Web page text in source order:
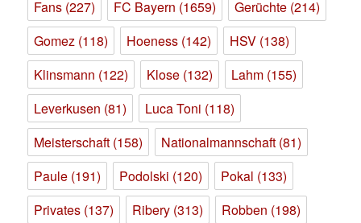
Fans (227) FC Bayern (1659) Gerüchte (214)
Gomez (118) Hoeness (142) HSV (138)
Klinsmann (122) Klose (132) Lahm (155)
Leverkusen (81) Luca Toni (118)
Meisterschaft (158) Nationalmannschaft (81)
Paule (191) Podolski (120) Pokal (133)
Privates (137) Ribery (313) Robben (198)